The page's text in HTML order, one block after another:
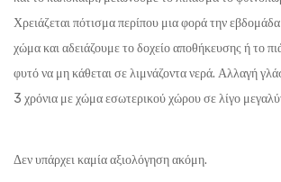
Χρειάζεται πότισμα περίπου μια φορά την
χώμα και αδειάζουμε το δοχείο αποθήκευσης ή το
φυτό να μη κάθεται σε λιμνάζοντα νερά. Αλλαγή
3 χρόνια με χώμα εσωτερικού χώρου σε λίγο
Δεν υπάρχει καμία αξιολόγηση ακόμη.